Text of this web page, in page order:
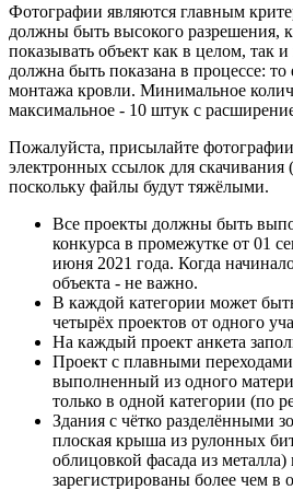
Фотографии являются главным
должны быть высокого разрешения,
показывать объект как в целом, так и
должна быть показана в процессе: то
монтажа кровли. Минимальное
максимальное - 10 штук с
Пожалуйста, присылайте
электронных ссылок для
поскольку файлы будут тяжёлыми.
Все проекты должны быть
конкурса в промежутке от 01
июня 2021 года. Когда
объекта - не важно.
В каждой категории может
четырёх проектов от одного
На каждый проект анкета
Проект с плавными
выполненный из одного
только в одной категории (по
Здания с чётко разделёнными
плоская крыша из рулонных
облицовкой фасада из металла)
зарегистрированы более чем в